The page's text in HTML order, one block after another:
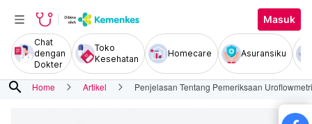
Masuk
Chat
dengan
Dokter
Toko
Kesehatan
Homecare Asuransiku
search Home Artikel Penjelasan Tentang Pemeriksaan